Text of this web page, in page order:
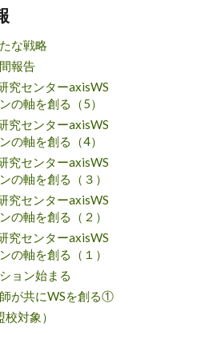
な戦略
報告
究センターaxisWS
の軸を創る（5）
究センターaxisWS
の軸を創る（4）
究センターaxisWS
の軸を創る（３）
究センターaxisWS
の軸を創る（２）
究センターaxisWS
の軸を創る（１）
ョン始まる
が共にWSを創る①
対象）